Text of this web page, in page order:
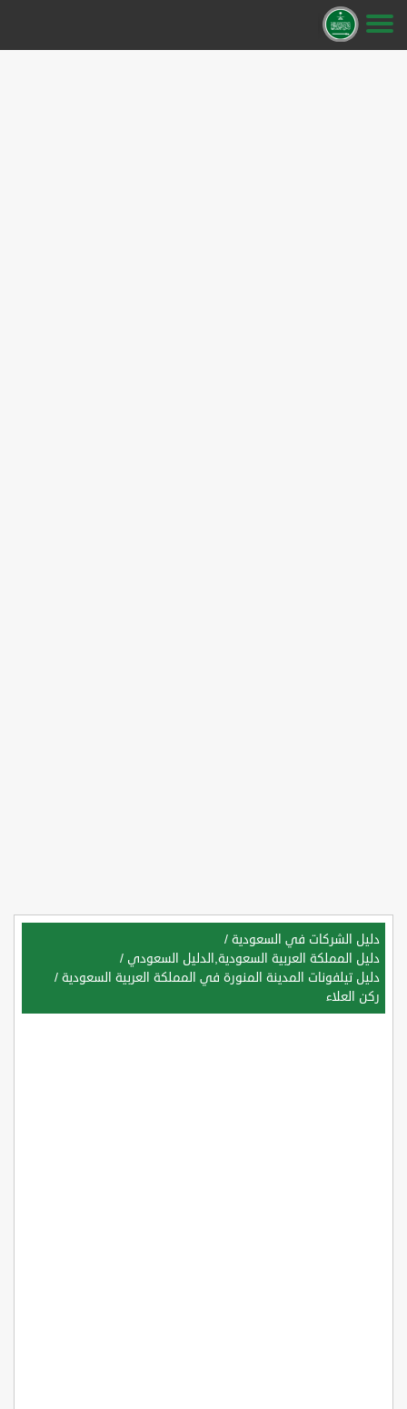
دليل الشركات في السعودية /
دليل المملكة العربية السعودية,الدليل السعودي /
دليل تيلفونات المدينة المنورة في المملكة العربية السعودية /
ركن العلاء